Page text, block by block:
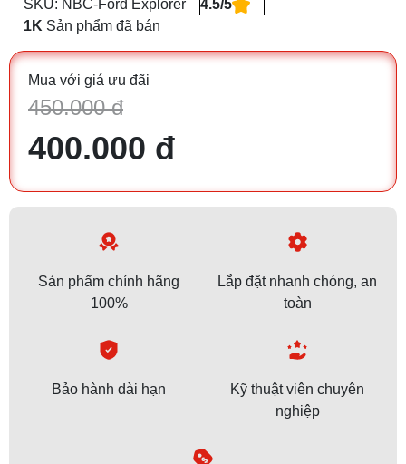
SKU: NBC-Ford Explorer
4.5/5
1K Sản phẩm đã bán
Mua với giá ưu đãi
450.000 đ
400.000 đ
Sản phẩm chính hãng
100%
Lắp đặt nhanh chóng, an
toàn
Bảo hành dài hạn
Kỹ thuật viên chuyên
nghiệp